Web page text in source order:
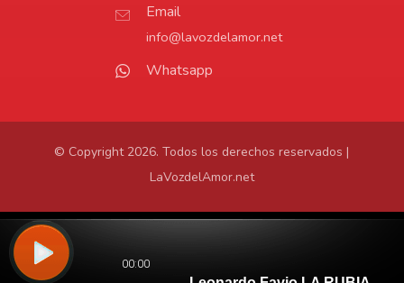
Email
info@lavozdelamor.net
Whatsapp
© Copyright 2026. Todos los derechos reservados |
LaVozdelAmor.net
Protección de Datos
Desarrollado por